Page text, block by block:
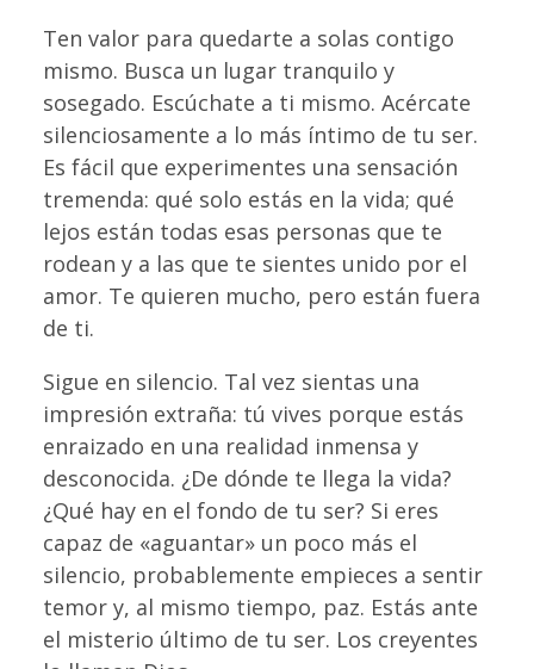
Ten valor para quedarte a solas contigo
mismo. Busca un lugar tranquilo y
sosegado. Escúchate a ti mismo. Acércate
silenciosamente a lo más íntimo de tu ser.
Es fácil que experimentes una sensación
tremenda: qué solo estás en la vida; qué
lejos están todas esas personas que te
rodean y a las que te sientes unido por el
amor. Te quieren mucho, pero están fuera
de ti.
Sigue en silencio. Tal vez sientas una
impresión extraña: tú vives porque estás
enraizado en una realidad inmensa y
desconocida. ¿De dónde te llega la vida?
¿Qué hay en el fondo de tu ser? Si eres
capaz de «aguantar» un poco más el
silencio, probablemente empieces a sentir
temor y, al mismo tiempo, paz. Estás ante
el misterio último de tu ser. Los creyentes